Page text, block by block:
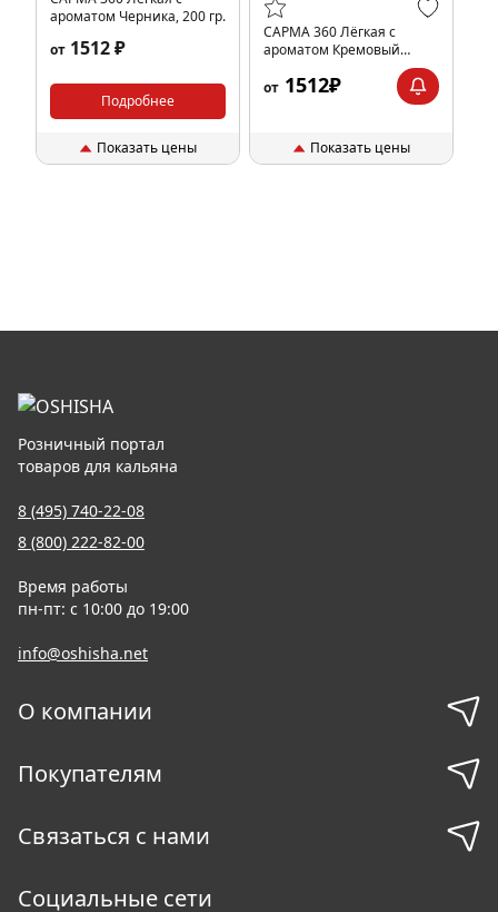
ароматом Черника, 200 гр.
от 1512 ₽
Подробнее
Показать цены
САРМА 360 Лёгкая с
ароматом Кремовый
от 1512₽
Показать цены
Розничный портал
товаров для кальяна
8 (495) 740-22-08
8 (800) 222-82-00
Время работы
пн-пт: с 10:00 до 19:00
info@oshisha.net
О компании
Покупателям
Связаться с нами
Социальные сети